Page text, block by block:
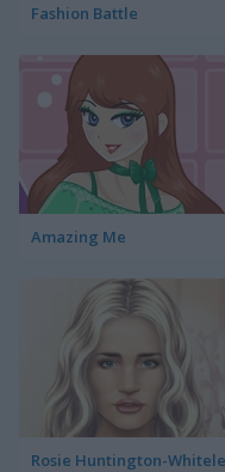
Fashion Battle
Amazing Me